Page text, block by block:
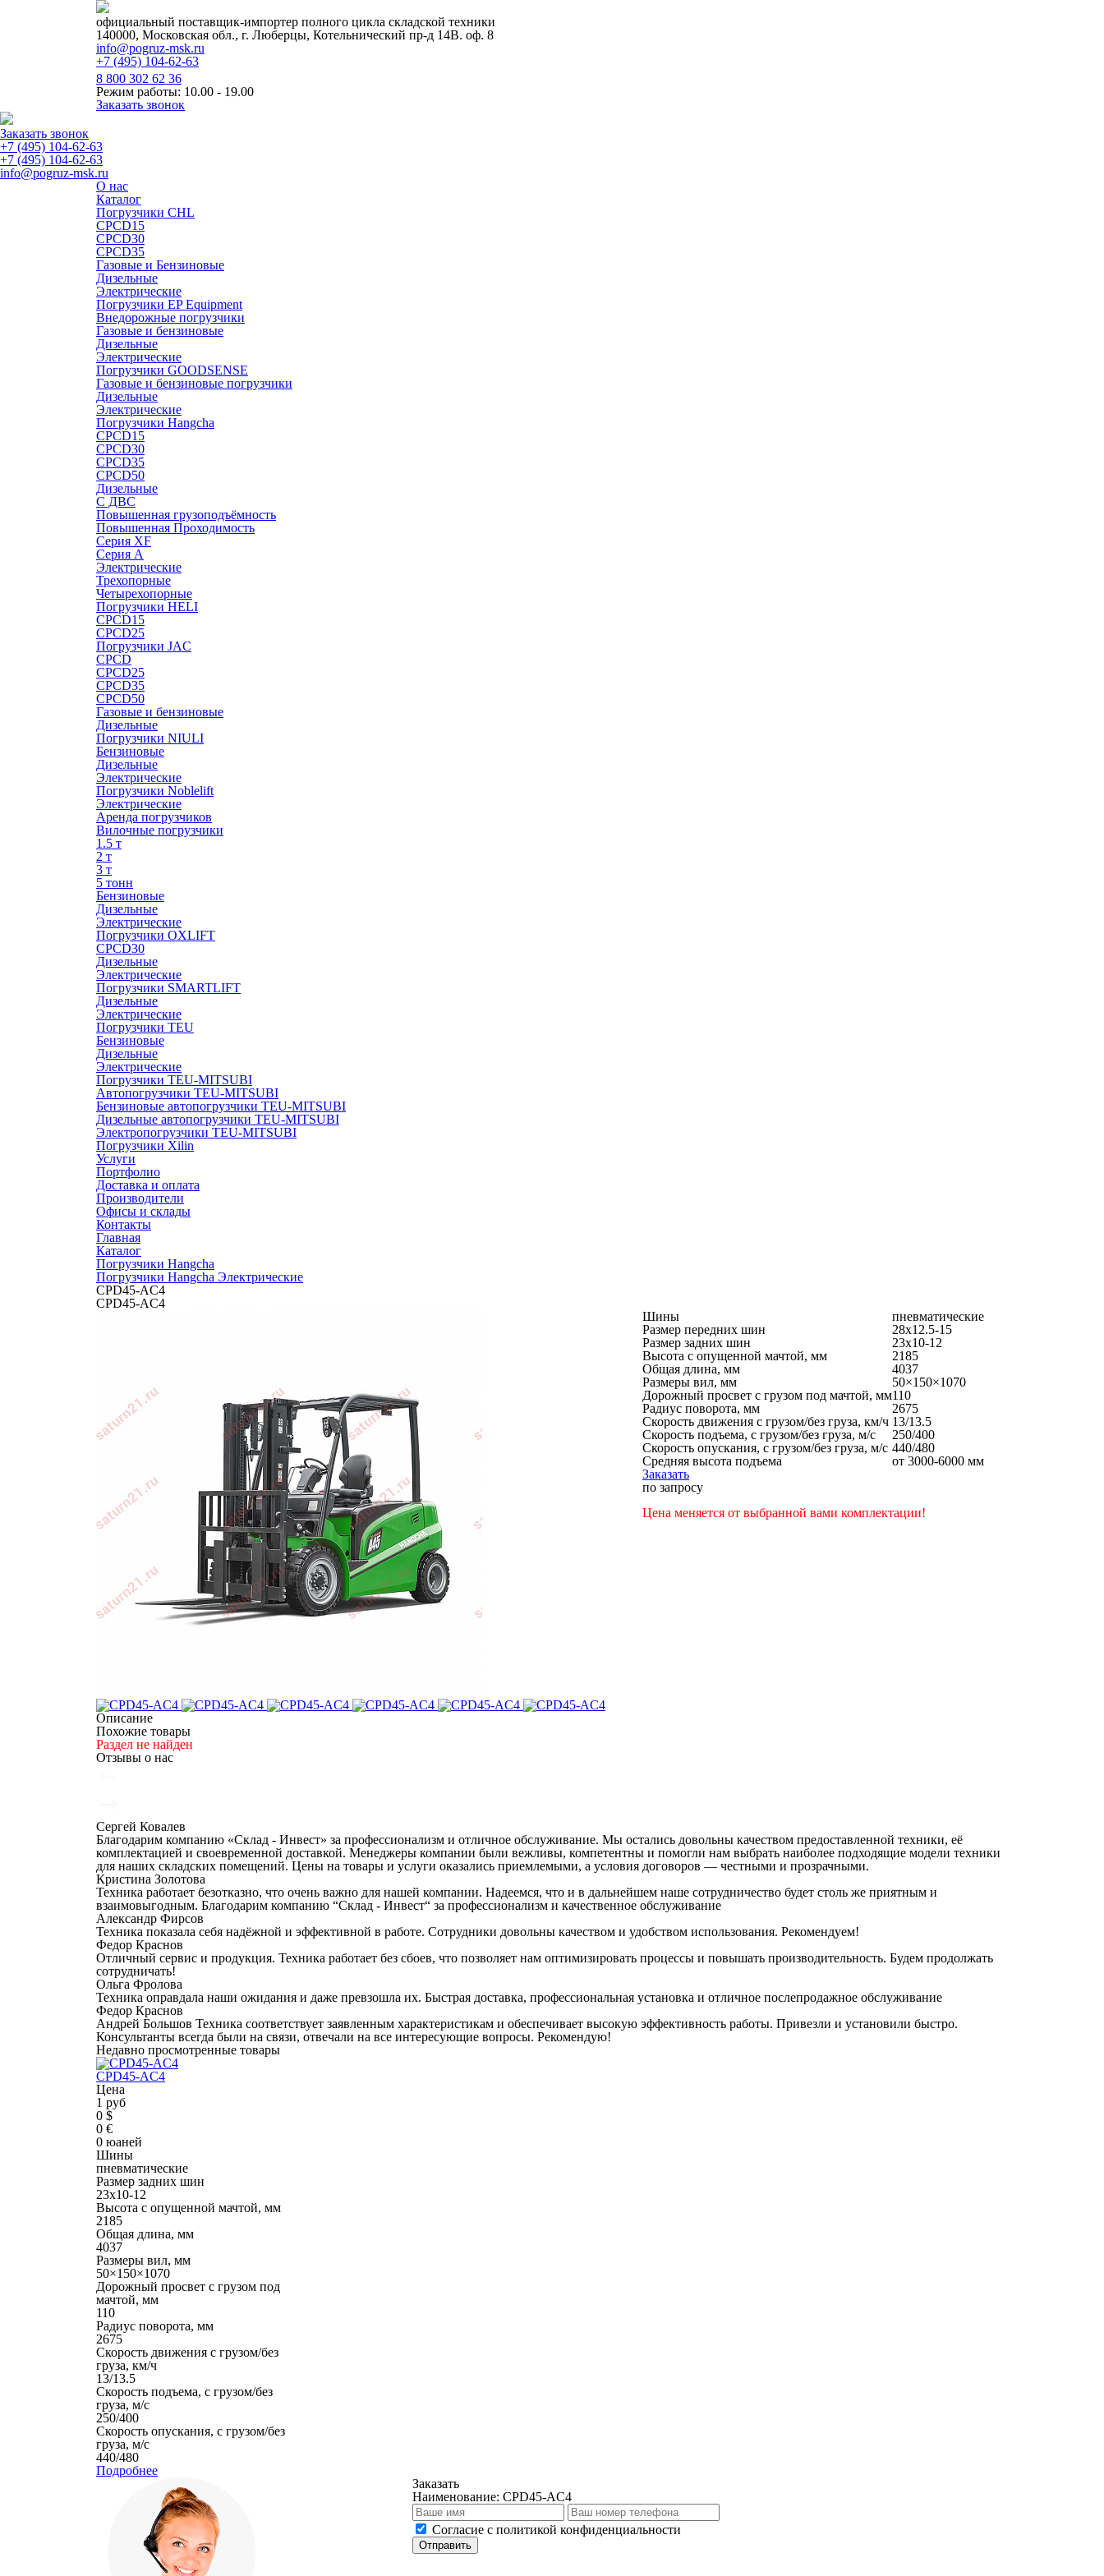
официальный поставщик-импортер полного цикла складской техники
140000, Московская обл., г. Люберцы, Котельнический пр-д 14В. оф. 8
info@pogruz-msk.ru
+7 (495) 104-62-63
8 800 302 62 36
Режим работы: 10.00 - 19.00
Заказать звонок
Заказать звонок
+7 (495) 104-62-63
+7 (495) 104-62-63
info@pogruz-msk.ru
О нас
Каталог
Погрузчики CHL
CPCD15
CPCD30
CPCD35
Газовые и Бензиновые
Дизельные
Электрические
Погрузчики EP Equipment
Внедорожные погрузчики
Газовые и бензиновые
Дизельные
Электрические
Погрузчики GOODSENSE
Газовые и бензиновые погрузчики
Дизельные
Электрические
Погрузчики Hangcha
CPCD15
CPCD30
CPCD35
CPCD50
Дизельные
С ДВС
Повышенная грузоподъёмность
Повышенная Проходимость
Серия XF
Серия А
Электрические
Трехопорные
Четырехопорные
Погрузчики HELI
CPCD15
CPCD25
Погрузчики JAC
CPCD
CPCD25
CPCD35
CPCD50
Газовые и бензиновые
Дизельные
Погрузчики NIULI
Бензиновые
Дизельные
Электрические
Погрузчики Noblelift
Электрические
Аренда погрузчиков
Вилочные погрузчики
1.5 т
2 т
3 т
5 тонн
Бензиновые
Дизельные
Электрические
Погрузчики OXLIFT
CPCD30
Дизельные
Электрические
Погрузчики SMARTLIFT
Дизельные
Электрические
Погрузчики TEU
Бензиновые
Дизельные
Электрические
Погрузчики TEU-MITSUBI
Автопогрузчики TEU-MITSUBI
Бензиновые автопогрузчики TEU-MITSUBI
Дизельные автопогрузчики TEU-MITSUBI
Электропогрузчики TEU-MITSUBI
Погрузчики Xilin
Услуги
Портфолио
Доставка и оплата
Производители
Офисы и склады
Контакты
Главная
Каталог
Погрузчики Hangcha
Погрузчики Hangcha Электрические
CPD45-AС4
CPD45-AС4
Шины
пневматические
Размер передних шин
28х12.5-15
Размер задних шин
23х10-12
Высота с опущенной мачтой, мм
2185
Общая длина, мм
4037
Размеры вил, мм
50×150×1070
Дорожный просвет с грузом под мачтой, мм110
Радиус поворота, мм
2675
Скорость движения с грузом/без груза, км/ч 13/13.5
Скорость подъема, с грузом/без груза, м/с
250/400
Скорость опускания, с грузом/без груза, м/с 440/480
Средняя высота подъема
от 3000-6000 мм
Заказать
по запросу
Цена меняется от выбранной вами комплектации!
Описание
Похожие товары
Раздел не найден
Отзывы о нас
Сергей Ковалев
Благодарим компанию «Склад - Инвест» за профессионализм и отличное обслуживание. Мы остались довольны качеством предоставленной техники, её
комплектацией и своевременной доставкой. Менеджеры компании были вежливы, компетентны и помогли нам выбрать наиболее подходящие модели техники
для наших складских помещений. Цены на товары и услуги оказались приемлемыми, а условия договоров — честными и прозрачными.
Кристина Золотова
Техника работает безотказно, что очень важно для нашей компании. Надеемся, что и в дальнейшем наше сотрудничество будет столь же приятным и
взаимовыгодным. Благодарим компанию “Склад - Инвест“ за профессионализм и качественное обслуживание
Александр Фирсов
Техника показала себя надёжной и эффективной в работе. Сотрудники довольны качеством и удобством использования. Рекомендуем!
Федор Краснов
Отличный сервис и продукция. Техника работает без сбоев, что позволяет нам оптимизировать процессы и повышать производительность. Будем продолжать
сотрудничать!
Ольга Фролова
Техника оправдала наши ожидания и даже превзошла их. Быстрая доставка, профессиональная установка и отличное послепродажное обслуживание
Федор Краснов
Андрей Большов Техника соответствует заявленным характеристикам и обеспечивает высокую эффективность работы. Привезли и установили быстро.
Консультанты всегда были на связи, отвечали на все интересующие вопросы. Рекомендую!
Недавно просмотренные товары
CPD45-AС4
Цена
1 руб
0 $
0 €
0 юаней
Шины
пневматические
Размер задних шин
23х10-12
Высота с опущенной мачтой, мм
2185
Общая длина, мм
4037
Размеры вил, мм
50×150×1070
Дорожный просвет с грузом под
мачтой, мм
110
Радиус поворота, мм
2675
Скорость движения с грузом/без
груза, км/ч
13/13.5
Скорость подъема, с грузом/без
груза, м/с
250/400
Скорость опускания, с грузом/без
груза, м/с
440/480
Подробнее
Заказать
Наименование: CPD45-AС4
Cогласие с политикой конфиденциальности
Отправить